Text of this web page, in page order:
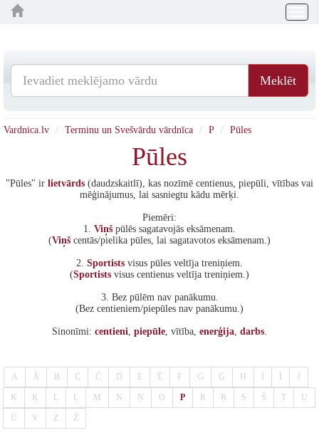
Meklēt
Vardnica.lv Terminu un Svešvārdu vārdnīca P Pūles
Pūles
"Pūles" ir lietvārds (daudzskaitlī), kas nozīmē centienus, piepūli, vītības vai
mēģinājumus, lai sasniegtu kādu mērķi.
Piemēri:
1. Viņš pūlēs sagatavojās eksāmenam.
(Viņš centās/pielika pūles, lai sagatavotos eksāmenam.)
2. Sportists visus pūles veltīja treniņiem.
(Sportists visus centienus veltīja treniņiem.)
3. Bez pūlēm nav panākumu.
(Bez centieniem/piepūles nav panākumu.)
Sinonīmi: centieni, piepūle, vītība, enerģija, darbs.
A Ā B C Č D E Ē F G Ģ H J
K Ķ L Ļ M N Ņ O P R Ŗ S Š T U
Ū V Z Ž